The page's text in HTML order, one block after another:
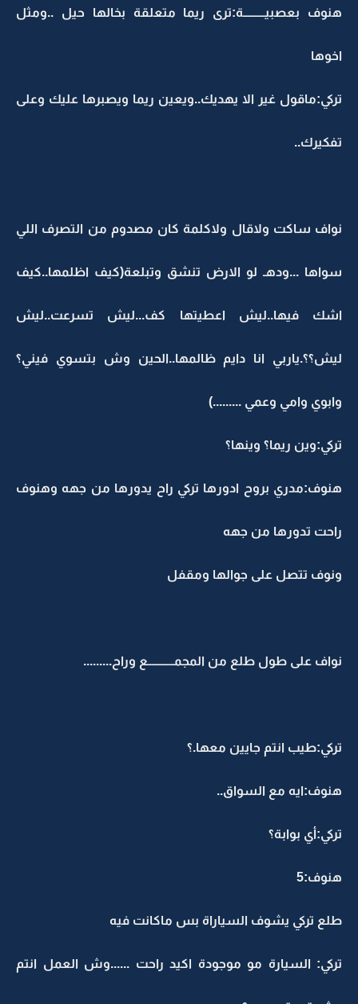
هنوف بعصبيـــــــــة:ترى ريما متعلقة بخالها حيل ..ومثل
اخوها
تركي:ماقول غير الا يهديك..ويعين ريما ويصبرها عليك وعلى
تفكيرك..
نواف ساكت ولاقال ولاكلمة كان مصدوم من التصرف اللي
سواها ...ودهـ لو الارض تنشق وتبلعة(كيف اظلمها..كيف
اشك فيها..ليش اعطيتها كف...ليش تسرعت..ليش
ليش؟؟.ياربي انا دايم ظالمها..الحين وش بتسوي فيني؟
وابوي وامي وعمي .........)
تركي:وين ريما؟ وينها؟
هنوف:مدري بروح ادورها تركي راح يدورها من جهه وهنوف
راحت تدورها من جهه
ونوف تتصل على جوالها ومقفل
نواف على طول طلع من المجمـــــــــــع وراح.........
تركي:طيب انتم جايين معها.؟
هنوف:ايه مع السواق..
تركي:أي بوابة؟
هنوف:5
طلع تركي يشوف السياراة بس ماكانت فيه
تركي: السيارة مو موجودة اكيد راحت ......وش العمل انتم